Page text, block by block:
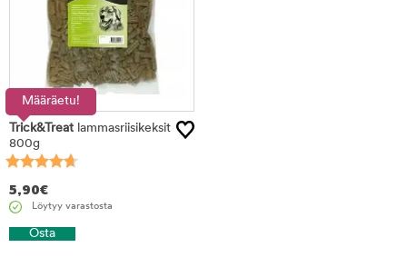
Määräetu!
Trick&Treat lammasriisikeksit
800g
5,90€
Löytyy varastosta
Osta